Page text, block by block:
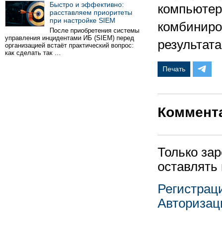
Быстро и эффективно:
расставляем приоритеты
при настройке SIEM
После приобретения системы
управления инцидентами ИБ (SIEM) перед
организацией встаёт практический вопрос:
как сделать так …
Печать
Только